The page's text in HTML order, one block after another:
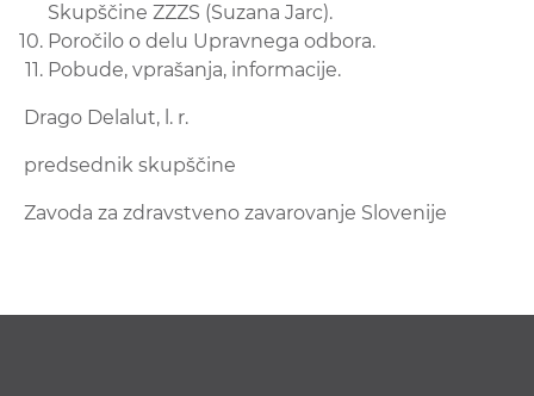
Skupščine ZZZS (Suzana Jarc).
Poročilo o delu Upravnega odbora.
Pobude, vprašanja, informacije.
Drago Delalut, l. r.
predsednik skupščine
Zavoda za zdravstveno zavarovanje Slovenije